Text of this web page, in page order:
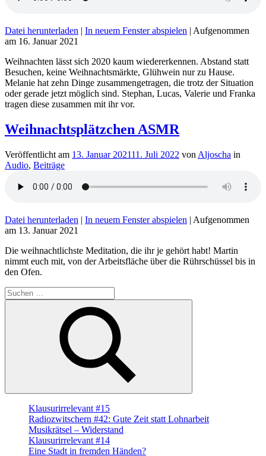
Datei herunterladen | In neuem Fenster abspielen | Aufgenommen
am 16. Januar 2021
Weihnachten lässt sich 2020 kaum wiedererkennen. Abstand statt
Besuchen, keine Weihnachtsmärkte, Glühwein nur zu Hause.
Melanie hat zehn Dinge zusammengetragen, die trotz der Situation
oder gerade jetzt möglich sind. Stephan, Lucas, Valerie und Franka
tragen diese zusammen mit ihr vor.
Weihnachtsplätzchen ASMR
Veröffentlicht am 13. Januar 202111. Juli 2022 von Aljoscha in
Audio, Beiträge
Datei herunterladen | In neuem Fenster abspielen | Aufgenommen
am 13. Januar 2021
Die weihnachtlichste Meditation, die ihr je gehört habt! Martin
nimmt euch mit, von der Arbeitsfläche über die Rührschüssel bis in
den Ofen.
Suche
nach:
Suchen
Klausurirrelevant #15
Radiozwitschern #42: Gute Zeit statt Lohnarbeit
Musikrätsel – Widerstand
Klausurirrelevant #14
Eine Stadt in fremden Händen?